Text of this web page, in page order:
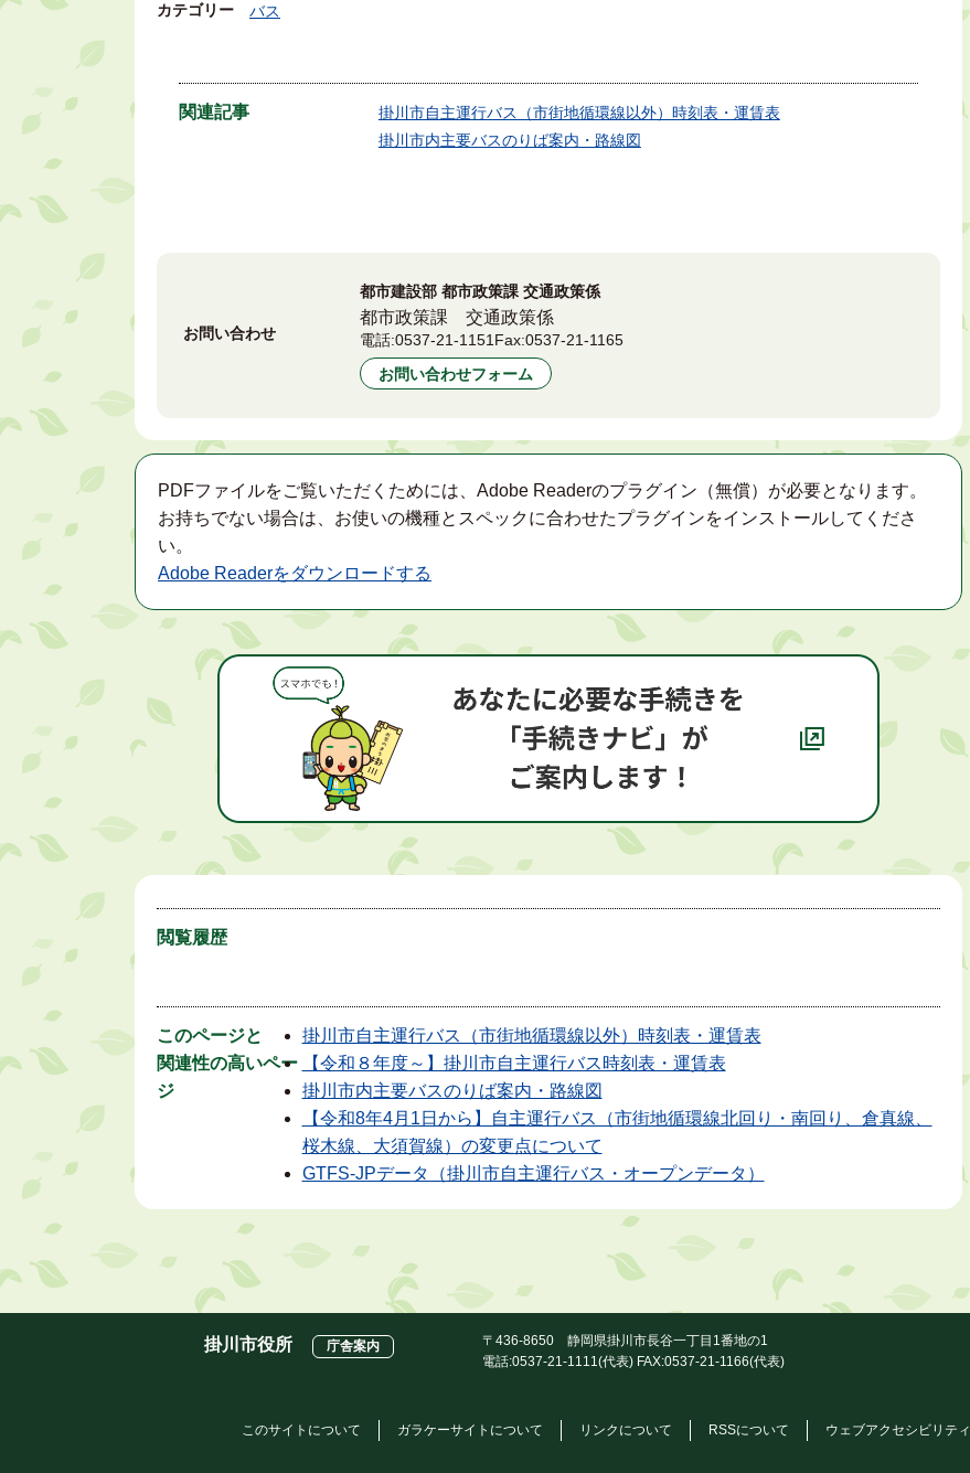
カテゴリー バス
関連記事
掛川市自主運行バス（市街地循環線以外）時刻表・運賃表
掛川市内主要バスのりば案内・路線図
お問い合わせ
都市建設部 都市政策課 交通政策係
都市政策課 交通政策係
電話:0537-21-1151 Fax:0537-21-1165
お問い合わせフォーム
PDFファイルをご覧いただくためには、Adobe Readerのプラグイン（無償）が必要となります。
お持ちでない場合は、お使いの機種とスペックに合わせたプラグインをインストールしてくださ
い。
Adobe Readerをダウンロードする
閲覧履歴
このページと
関連性の高いペー
ジ
掛川市自主運行バス（市街地循環線以外）時刻表・運賃表
【令和８年度～】掛川市自主運行バス時刻表・運賃表
掛川市内主要バスのりば案内・路線図
【令和8年4月1日から】自主運行バス（市街地循環線北回り・南回り、倉真線、
桜木線、大須賀線）の変更点について
GTFS-JPデータ（掛川市自主運行バス・オープンデータ）
掛川市役所 庁舎案内
〒436-8650 静岡県掛川市長谷一丁目1番地の1
電話:0537-21-1111(代表) FAX:0537-21-1166(代表)
このサイトについて ガラケーサイトについて リンクについて RSSについて ウェブアクセシビリティ